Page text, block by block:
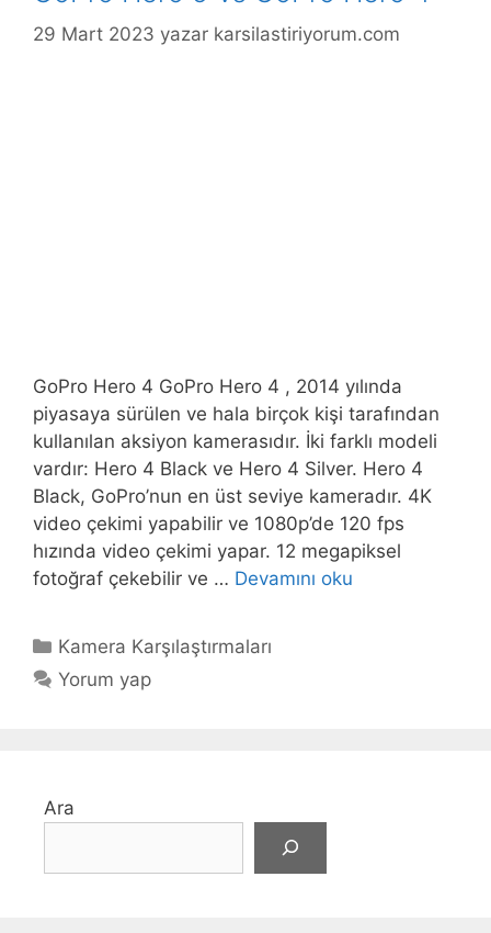
29 Mart 2023 yazar karsilastiriyorum.com
GoPro Hero 4 GoPro Hero 4 , 2014 yılında
piyasaya sürülen ve hala birçok kişi tarafından
kullanılan aksiyon kamerasıdır. İki farklı modeli
vardır: Hero 4 Black ve Hero 4 Silver. Hero 4
Black, GoPro’nun en üst seviye kameradır. 4K
video çekimi yapabilir ve 1080p’de 120 fps
hızında video çekimi yapar. 12 megapiksel
fotoğraf çekebilir ve … Devamını oku
Kategoriler
Kamera Karşılaştırmaları
Yorum yap
Ara